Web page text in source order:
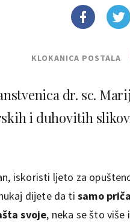
KLOKANICA POSTALA
dr. sc.
i duhovitih
iskoristi ljeto za
dijete da ti samo
svoje, neka se što više